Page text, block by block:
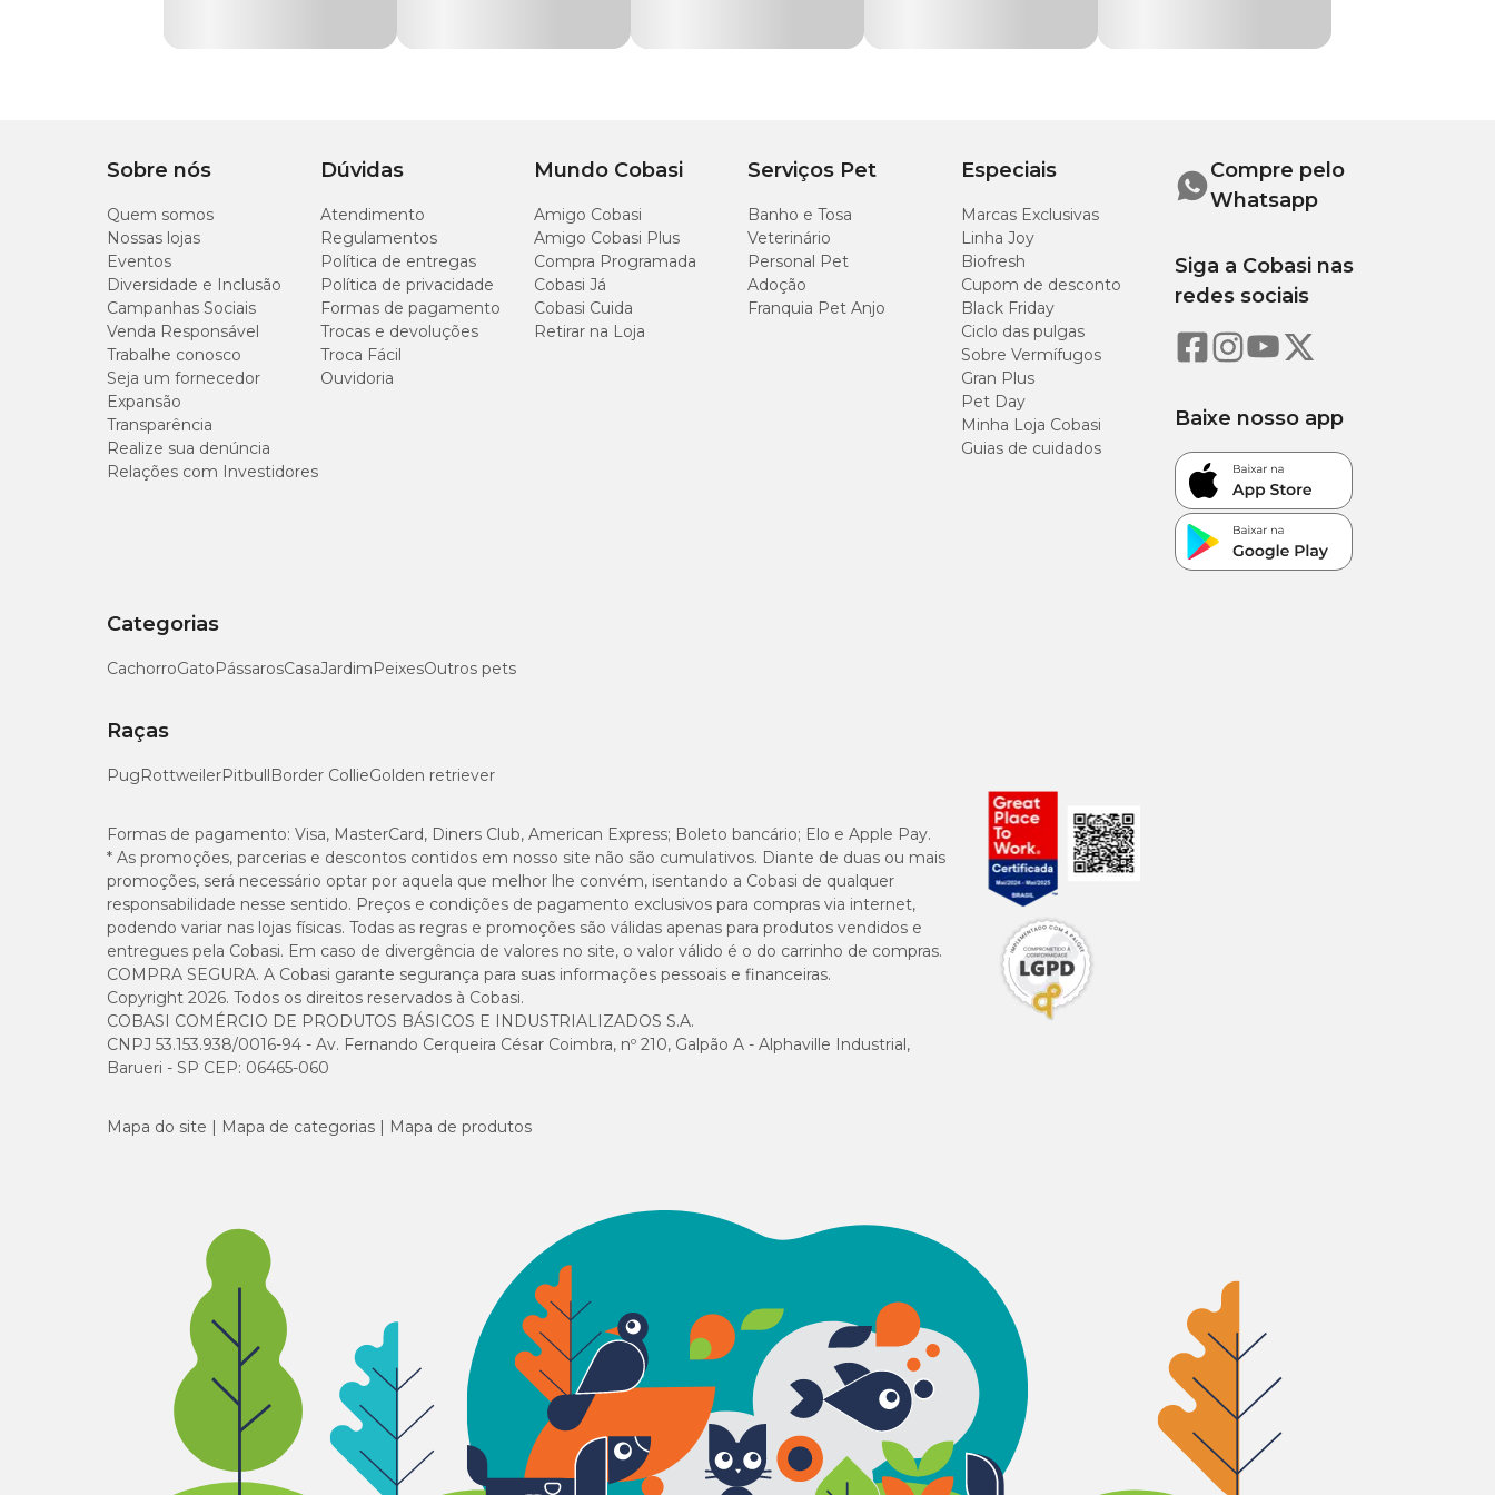
Composição Básica
Forro: poliéster
Tela: poliéster
Colchão: poliuretano.
Dicas para viajar com o pet em avião
Informe-se com antecedência:
Entre em contato com a companhia aérea para verificar todas as regras e exigências relacionadas ao transporte de
animais. Aproveite para confirmar as especificações das dimensões e o peso permitido para o transporte na cabine.
Escolha a bolsa certa:Utilize a Bolsa Aerial da São Pet, que é projetada nas medidas exigidas pelas principais companhias aéreas do Brasil. Existem
por um veterinário.
Leve itens essenciais:
Seguindo essas dicas, você garante uma experiência mais tranquila e segura para o seu pet durante a viagem.
Sobre nós
Quem somos
Nossas lojas
Eventos
Diversidade e Inclusão
Campanhas Sociais
Venda Responsável
Trabalhe conosco
Seja um fornecedor
Expansão
Transparência
Realize sua denúncia
Relações com Investidores
Dúvidas
Atendimento
Regulamentos
Política de entregas
Política de privacidade
Formas de pagamento
Trocas e devoluções
Troca Fácil
Ouvidoria
Mundo Cobasi
Amigo Cobasi
Amigo Cobasi Plus
Compra Programada
Cobasi Já
Cobasi Cuida
Retirar na Loja
Serviços Pet
Banho e Tosa
Veterinário
Personal Pet
Adoção
Franquia Pet Anjo
Especiais
Marcas Exclusivas
Linha Joy
Biofresh
Cupom de desconto
Black Friday
Ciclo das pulgas
Sobre Vermífugos
Gran Plus
Pet Day
Minha Loja Cobasi
Guias de cuidados
Categorias
CachorroGatoPássarosCasaJardimPeixesOutros pets
Raças
PugRottweilerPitbullBorder CollieGolden retriever
Compre pelo
Whatsapp
Siga a Cobasi nas
redes sociais
Baixe nosso app
Formas de pagamento: Visa, MasterCard, Diners Club, American Express; Boleto bancário; Elo e Apple Pay.
* As promoções, parcerias e descontos contidos em nosso site não são cumulativos. Diante de duas ou mais
promoções, será necessário optar por aquela que melhor lhe convém, isentando a Cobasi de qualquer
responsabilidade nesse sentido. Preços e condições de pagamento exclusivos para compras via internet,
podendo variar nas lojas físicas. Todas as regras e promoções são válidas apenas para produtos vendidos e
entregues pela Cobasi. Em caso de divergência de valores no site, o valor válido é o do carrinho de compras.
COMPRA SEGURA. A Cobasi garante segurança para suas informações pessoais e financeiras.
Copyright 2026. Todos os direitos reservados à Cobasi.
COBASI COMÉRCIO DE PRODUTOS BÁSICOS E INDUSTRIALIZADOS S.A.
CNPJ 53.153.938/0016-94 - Av. Fernando Cerqueira César Coimbra, nº 210, Galpão A - Alphaville Industrial,
Barueri - SP CEP: 06465-060
Mapa do site Mapa de categorias Mapa de produtos